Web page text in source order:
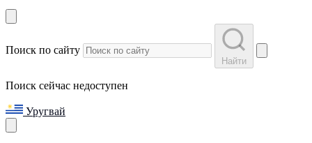
Поиск по сайту
Найти
Поиск сейчас недоступен
Уругвай